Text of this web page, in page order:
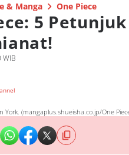
& Manga One Piece
5
WIB
York. (mangaplus.shueisha.co.jp/One